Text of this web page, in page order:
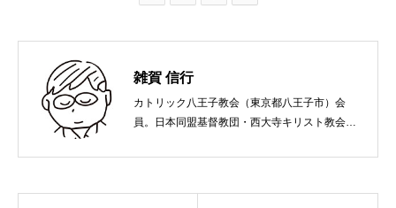
雑賀 信行
カトリック八王子教会（東京都八王子市）会
員。日本同盟基督教団・西大寺キリスト教会
れ。関西学院大学社会学部卒業。９０年代、い